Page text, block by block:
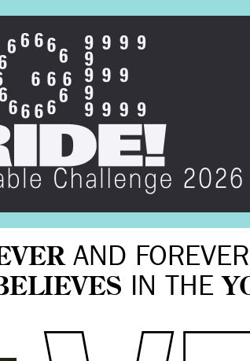
AND FOREVER
IN THE